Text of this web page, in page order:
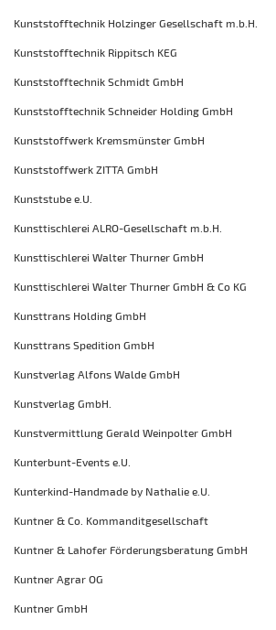
Kunststofftechnik Holzinger Gesellschaft m.b.H.
Kunststofftechnik Rippitsch KEG
Kunststofftechnik Schmidt GmbH
Kunststofftechnik Schneider Holding GmbH
Kunststoffwerk Kremsmünster GmbH
Kunststoffwerk ZITTA GmbH
Kunststube e.U.
Kunsttischlerei ALRO-Gesellschaft m.b.H.
Kunsttischlerei Walter Thurner GmbH
Kunsttischlerei Walter Thurner GmbH & Co KG
Kunsttrans Holding GmbH
Kunsttrans Spedition GmbH
Kunstverlag Alfons Walde GmbH
Kunstverlag GmbH.
Kunstvermittlung Gerald Weinpolter GmbH
Kunterbunt-Events e.U.
Kunterkind-Handmade by Nathalie e.U.
Kuntner & Co. Kommanditgesellschaft
Kuntner & Lahofer Förderungsberatung GmbH
Kuntner Agrar OG
Kuntner GmbH